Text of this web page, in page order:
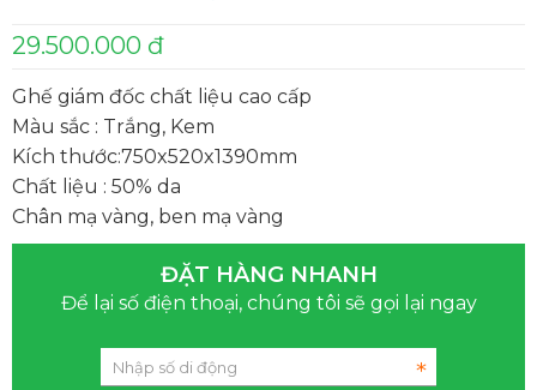
29.500.000 đ
Ghế giám đốc chất liệu cao cấp
Màu sắc : Trắng, Kem
Kích thước:750x520x1390mm
Chất liệu : 50% da
Chân mạ vàng, ben mạ vàng
ĐẶT HÀNG NHANH
Để lại số điện thoại, chúng tôi sẽ gọi lại ngay